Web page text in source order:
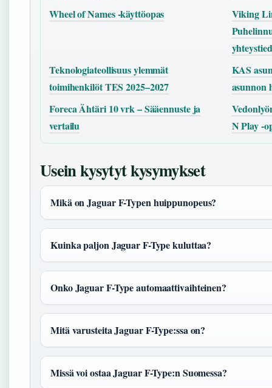
Wheel of Names -käyttöopas
Viking
Teknologiateollisuus ylemmät
toimihenkilöt TES 2025–2027
KAS
asunnon
Foreca Ähtäri 10 vrk – Sääennuste ja
vertailu
N Play -
Usein kysytyt kysymykset
Mikä on Jaguar F-Typen huippunopeus?
Kuinka paljon Jaguar F-Type kuluttaa?
Onko Jaguar F-Type automaattivaihteinen?
Mitä varusteita Jaguar F-Type:ssa on?
Missä voi ostaa Jaguar F-Type:n Suomessa?